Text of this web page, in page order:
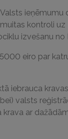
ieņēmumu
kontroli uz
izvešanu no
eiro par
iebrauca
valsts
ar